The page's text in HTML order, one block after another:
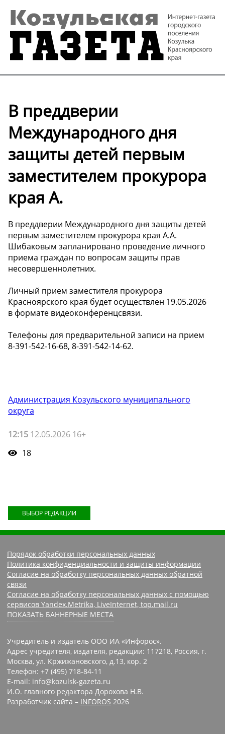
В преддверии
Международного дня
защиты детей первым
заместителем прокурора
края А.
В преддверии Международного дня защиты детей
первым заместителем прокурора края А.А.
Шибаковым запланировано проведение личного
приема граждан по вопросам защиты прав
несовершеннолетних.
Личный прием заместителя прокурора
Красноярского края будет осуществлен 19.05.2026
в формате видеоконференцсвязи.
Телефоны для предварительной записи на прием
8-391-542-16-68, 8-391-542-14-62.
Администрация Козульского муниципального
округа
12:15 12.05.2026 16+
18
ВЫБОР РЕДАКЦИИ
Порядок обработки персональных данных
Политика конфиденциальности и защиты информации
Согласие на обработку персональных данных обратной
связи
Согласие на обработку персональных данных с помощью
сервисов Yandex.Metrika, LiveInternet, top.mail.ru
ПОКАЗАТЬ БАННЕРНЫЕ МЕСТА
Учредитель и издатель ООО ИА «Инфорос».
Адрес учредителя, издателя, редакции: 117218, Россия, г.
Москва, ул. Кржижановского, д.13, кор. 2
Телефон: +7 (495) 718-84-11
E-mail: info@kozulsk-gazeta.ru
И.О. главного редактора Дорохова Н.В.
Разработчик сайта – INFOROS 2026